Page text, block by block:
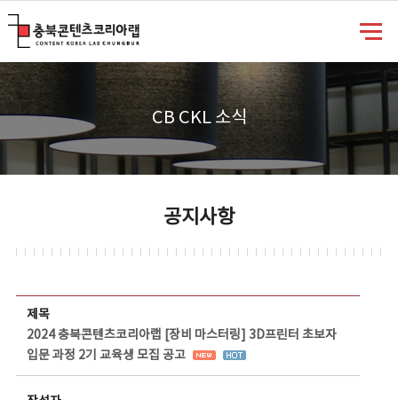
CB CKL 소식
공지사항
제목
2024 충북콘텐츠코리아랩 [장비 마스터링] 3D프린터 초보자
입문 과정 2기 교육생 모집 공고